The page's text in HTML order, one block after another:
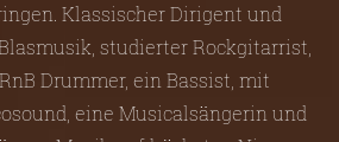
Klassischer Dirigent und
studierter Rockgitarrist,
Drummer, ein Bassist, mit
eine Musicalsängerin und